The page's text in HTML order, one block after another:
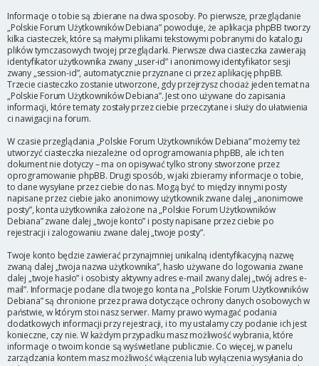
Informacje o tobie są zbierane na dwa sposoby. Po pierwsze, przeglądanie
„Polskie Forum Użytkowników Debiana” powoduje, że aplikacja phpBB tworzy
kilka ciasteczek, które są małymi plikami tekstowymi pobranymi do katalogu
plików tymczasowych twojej przeglądarki. Pierwsze dwa ciasteczka zawierają
identyfikator użytkownika zwany „user-id” i anonimowy identyfikator sesji
zwany „session-id”, automatycznie przyznane ci przez aplikację phpBB.
Trzecie ciasteczko zostanie utworzone, gdy przejrzysz chociaż jeden temat na
„Polskie Forum Użytkowników Debiana”. Jest ono używane do zapisania
informacji, które tematy zostały przez ciebie przeczytane i służy do ułatwienia
ci nawigacji na forum.
W czasie przeglądania „Polskie Forum Użytkowników Debiana” możemy też
utworzyć ciasteczka niezależne od oprogramowania phpBB, ale ich ten
dokument nie dotyczy – ma on opisywać tylko strony stworzone przez
oprogramowanie phpBB. Drugi sposób, w jaki zbieramy informacje o tobie,
to dane wysyłane przez ciebie do nas. Mogą być to między innymi posty
napisane przez ciebie jako anonimowy użytkownik zwane dalej „anonimowe
posty”, konta użytkownika założone na „Polskie Forum Użytkowników
Debiana” zwane dalej „twoje konto” i posty napisane przez ciebie po
rejestracji i zalogowaniu zwane dalej „twoje posty”.
Twoje konto będzie zawierać przynajmniej unikalną identyfikacyjną nazwę
zwaną dalej „twoja nazwa użytkownika”, hasło używane do logowania zwane
dalej „twoje hasło” i osobisty aktywny adres e-mail zwany dalej „twój adres e-
mail”. Informacje podane dla twojego konta na „Polskie Forum Użytkowników
Debiana” są chronione przez prawa dotyczące ochrony danych osobowych w
państwie, w którym stoi nasz serwer. Mamy prawo wymagać podania
dodatkowych informacji przy rejestracji, i to my ustalamy czy podanie ich jest
konieczne, czy nie. W każdym przypadku masz możliwość wybrania, które
informacje o twoim koncie są wyświetlane publicznie. Co więcej, w panelu
zarządzania kontem masz możliwość włączenia lub wyłączenia wysyłania do